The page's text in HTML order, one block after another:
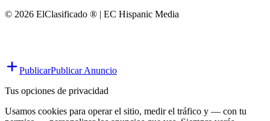
© 2026 ElClasificado ® | EC Hispanic Media
PublicarPublicar Anuncio
Tus opciones de privacidad
Usamos cookies para operar el sitio, medir el tráfico y — con tu